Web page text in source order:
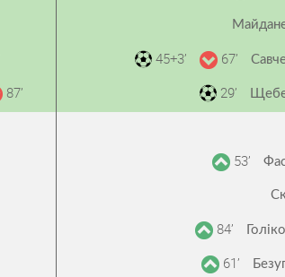
45+3’ 67’
87’ 29’
53’
84’
61’